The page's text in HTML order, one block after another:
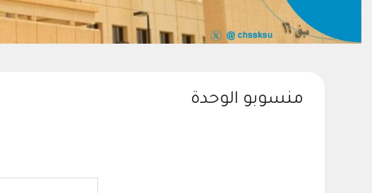
منسوبو الوحدة